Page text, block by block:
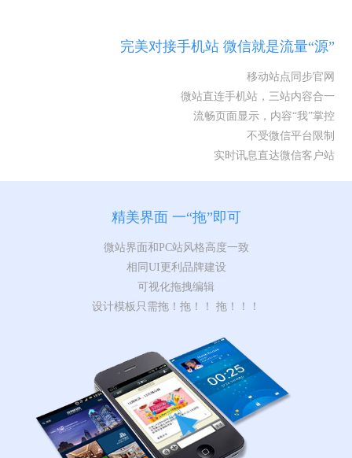
完美对接手机站 微信就是流量“源”
移动站点同步官网
微站直连手机站，三站内容合一
流畅页面显示，内容“我”掌控
不受微信平台限制
实时讯息直达微信客户站
精美界面 一“拖”即可
微站界面和PC站风格高度一致
相同UI更利品牌建设
可视化拖拽编辑
设计模板只需拖！拖！！ 拖！！！